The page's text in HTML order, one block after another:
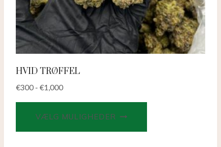
HVID TRØFFEL
€300 - €1,000
VÆLG MULIGHEDER